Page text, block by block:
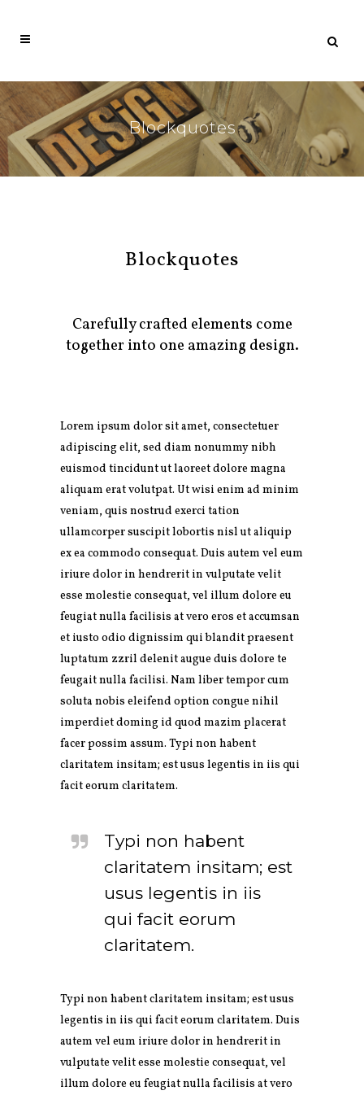
Blockquotes
Blockquotes
Carefully crafted elements come
together into one amazing design.
Lorem ipsum dolor sit amet, consectetuer
adipiscing elit, sed diam nonummy nibh
euismod tincidunt ut laoreet dolore magna
aliquam erat volutpat. Ut wisi enim ad minim
veniam, quis nostrud exerci tation
ullamcorper suscipit lobortis nisl ut aliquip
ex ea commodo consequat. Duis autem vel eum
iriure dolor in hendrerit in vulputate velit
esse molestie consequat, vel illum dolore eu
feugiat nulla facilisis at vero eros et accumsan
et iusto odio dignissim qui blandit praesent
luptatum zzril delenit augue duis dolore te
feugait nulla facilisi. Nam liber tempor cum
soluta nobis eleifend option congue nihil
imperdiet doming id quod mazim placerat
facer possim assum. Typi non habent
claritatem insitam; est usus legentis in iis qui
facit eorum claritatem.
Typi non habent
claritatem insitam; est
usus legentis in iis
qui facit eorum
claritatem.
Typi non habent claritatem insitam; est usus
legentis in iis qui facit eorum claritatem. Duis
autem vel eum iriure dolor in hendrerit in
vulputate velit esse molestie consequat, vel
illum dolore eu feugiat nulla facilisis at vero